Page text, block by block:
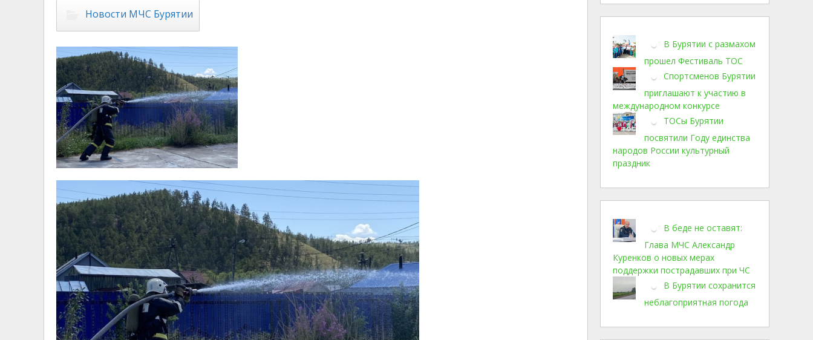
Новости МЧС Бурятии
В Бурятии с размахом
прошел Фестиваль ТОС
Спортсменов Бурятии
приглашают к участию в
международном конкурсе
ТОСы Бурятии
посвятили Году единства
народов России культурный
праздник
В беде не оставят:
Глава МЧС Александр
Куренков о новых мерах
поддержки пострадавших при ЧС
В Бурятии сохранится
неблагоприятная погода